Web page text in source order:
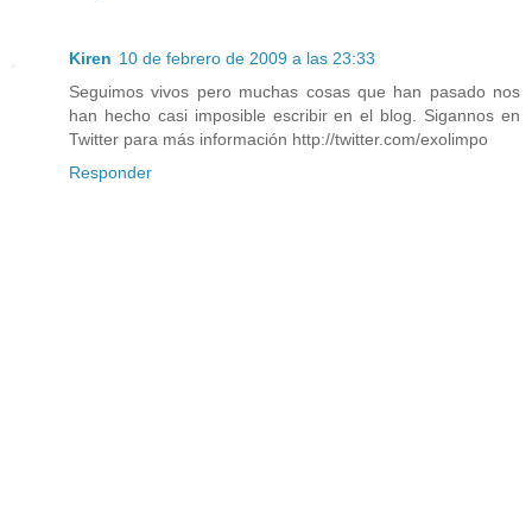
Kiren 10 de febrero de 2009 a las 23:33
Seguimos vivos pero muchas cosas que han pasado nos
han hecho casi imposible escribir en el blog. Sigannos en
Twitter para más información http://twitter.com/exolimpo
Responder